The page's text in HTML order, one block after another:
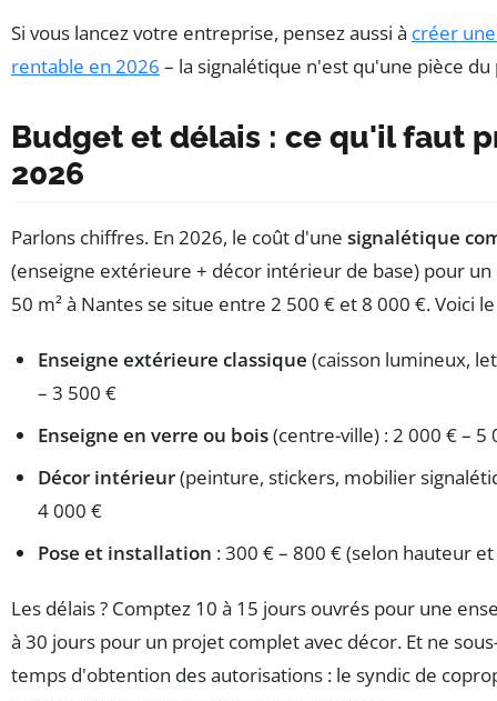
Si vous lancez votre entreprise, pensez aussi à créer
rentable en 2026 – la signalétique n'est qu'une pièce du
Budget et délais : ce qu'il faut
2026
Parlons chiffres. En 2026, le coût d'une signalétique
(enseigne extérieure + décor intérieur de base) pour
50 m² à Nantes se situe entre 2 500 € et 8 000 €. Voici
Enseigne extérieure classique (caisson lumineux,
– 3 500 €
Enseigne en verre ou bois(centre-ville) : 2 000 € – 5
Décor intérieur(peinture, stickers, mobilier
4 000 €
Pose et installation : 300 € – 800 € (selon hauteur
Les délais ? Comptez 10 à 15 jours ouvrés pour une
à 30 jours pour un projet complet avec décor. Et ne
temps d'obtention des autorisations : le syndic de